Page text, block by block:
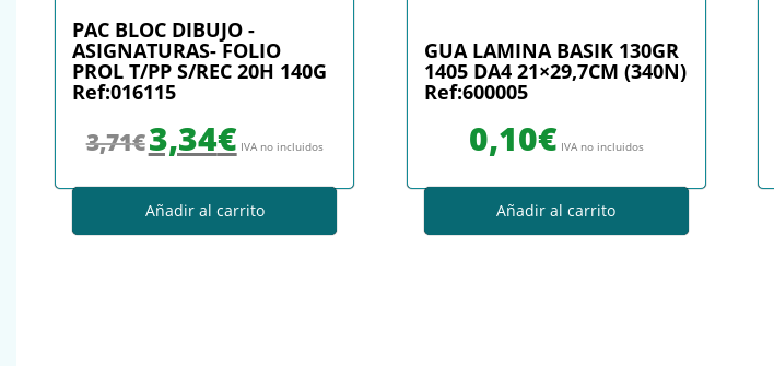
PAC BLOC DIBUJO -
ASIGNATURAS- FOLIO
PROL T/PP S/REC 20H 140G
Ref:016115
3,71€3,34€ IVA no incluidos
Añadir al carrito
GUA LAMINA BASIK 130GR
1405 DA4 21×29,7CM (340N)
Ref:600005
0,10€ IVA no incluidos
Añadir al carrito